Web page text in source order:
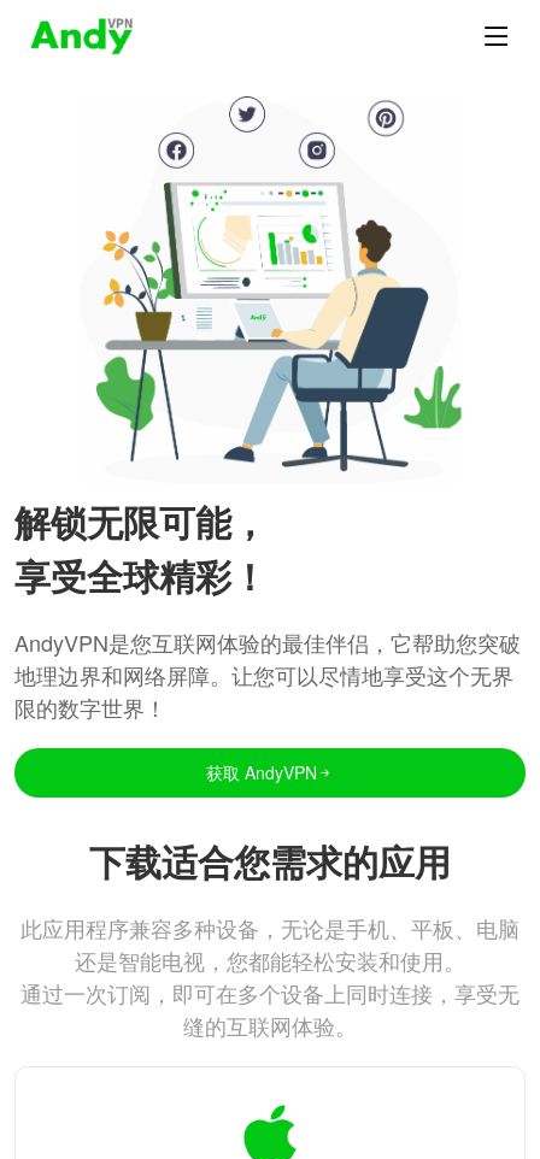
解锁无限可能，
享受全球精彩！
AndyVPN是您互联网体验的最佳伴侣，它帮助您突破
地理边界和网络屏障。让您可以尽情地享受这个无界
限的数字世界！
获取 AndyVPN
下载适合您需求的应用
此应用程序兼容多种设备，无论是手机、平板、电脑
还是智能电视，您都能轻松安装和使用。
通过一次订阅，即可在多个设备上同时连接，享受无
缝的互联网体验。